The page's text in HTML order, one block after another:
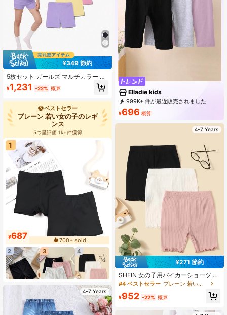
¥349 節約
5枚セット ガールズ マルチカラー カ
ジュアルショーツ、ソフトニット生
地、春夏秋冬のアウトドア活動、ヨ
ング、学校や日常カジュアルウェア
に適しています
¥1,231 -22% 概算
ベストセラー
プレーン 若い女の子のレギ
ンス
5つ星評価 1k+件獲得
1
¥687
700+ sold
2
3 4
4-7 Years
Elladie kids
999K+ 件が最近販売されました
999K+ 回数目のご購入
366K サブスクリプション
¥696 概算
4-7 Years
¥271 節約
SHEIN 女の子用バイカーショーツ レ
タスカットトリム 3枚入り
#4 ベストセラー プレーン 若い女の子のレギンス
¥952 -22% 概算